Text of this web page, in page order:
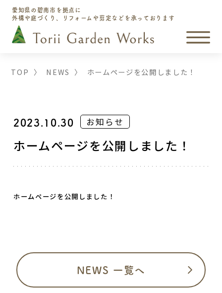
愛知県の碧南市を拠点に
外構や庭づくり、リフォームや剪定などを承っております
TOP 〉 NEWS 〉 ホームページを公開しました！
2023.10.30 お知らせ
ホームページを公開しました！
ホームページを公開しました！
NEWS 一覧へ